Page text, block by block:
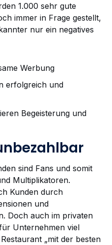
1.000 sehr gute
immer in Frage gestellt,
nur ein negatives
Werbung
erfolgreich und
Begeisterung und
sind Fans und somit
Multiplikatoren.
Kunden durch
und
Doch auch im privaten
Unternehmen viel
„mit der besten